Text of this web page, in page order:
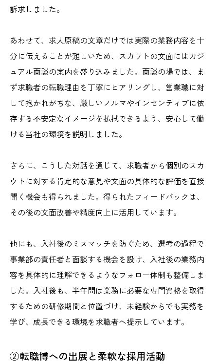
訴求しました。
あわせて、求人原稿の文章だけでは実際の業務内容を十
分に伝えることが難しいため、スカウトの文面にはカジ
ュアル面談の案内を盛り込みました。面談の場では、ま
ず求職者の転職理由を丁寧にヒアリングし、営業職に対
して抱かれがちな、厳しいノルマやインセンティブに依
存する不安定なイメージを払拭できるよう、安心して働
ける当社の環境を説明しました。
さらに、こうした対話を通じて、求職者から個別のスカ
ウトに対する肯定的な意見や文面の具体的な評価を直接
聞く機会も得られました。得られたフィードバックは、
その後の文面改善や精度向上に活用しています。
他にも、入社後のミスマッチを防ぐため、選考の過程で
事業部の責任者と面談する機会を設け、入社後の業務内
容を具体的に理解できるようなフォロー体制も整備しま
した。入社後も、半年間は業務に必要な専門資格を取得
するための研修期間と位置づけ、未経験からでも実務を
学び、成長できる環境を求職者へ提示しています。
②転職博への出展と柔軟な採用活動